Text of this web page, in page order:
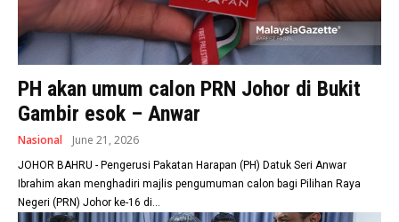
PH akan umum calon PRN Johor di Bukit
Gambir esok – Anwar
Nasional June 21, 2026
JOHOR BAHRU - Pengerusi Pakatan Harapan (PH) Datuk Seri Anwar
Ibrahim akan menghadiri majlis pengumuman calon bagi Pilihan Raya
Negeri (PRN) Johor ke-16 di...